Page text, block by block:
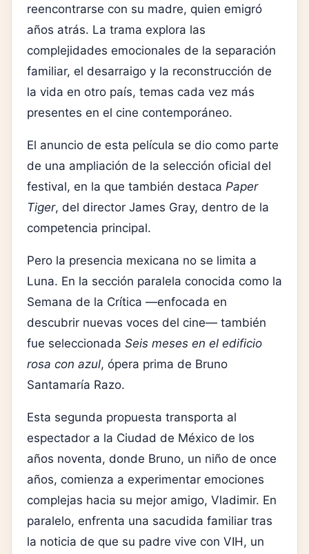
reencontrarse con su madre, quien emigró
años atrás. La trama explora las
complejidades emocionales de la separación
familiar, el desarraigo y la reconstrucción de
la vida en otro país, temas cada vez más
presentes en el cine contemporáneo.
El anuncio de esta película se dio como parte
de una ampliación de la selección oficial del
festival, en la que también destaca Paper
Tiger, del director James Gray, dentro de la
competencia principal.
Pero la presencia mexicana no se limita a
Luna. En la sección paralela conocida como la
Semana de la Crítica —enfocada en
descubrir nuevas voces del cine— también
fue seleccionada Seis meses en el edificio
rosa con azul, ópera prima de Bruno
Santamaría Razo.
Esta segunda propuesta transporta al
espectador a la Ciudad de México de los
años noventa, donde Bruno, un niño de once
años, comienza a experimentar emociones
complejas hacia su mejor amigo, Vladimir. En
paralelo, enfrenta una sacudida familiar tras
la noticia de que su padre vive con VIH, un